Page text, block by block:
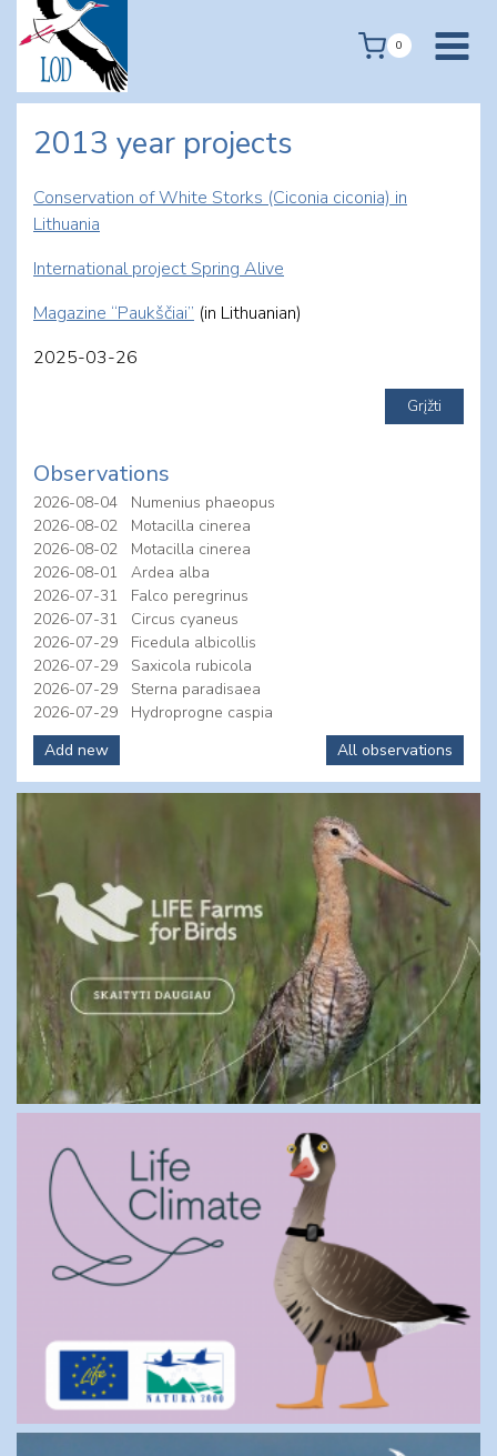
content
0
2013 year projects
Conservation of White Storks (Ciconia ciconia) in
Lithuania
International project Spring Alive
Magazine “Paukščiai” (in Lithuanian)
2025-03-26
Observations
2026-08-04
Numenius phaeopus
2026-08-02
Motacilla cinerea
2026-08-02
Motacilla cinerea
2026-08-01
Ardea alba
2026-07-31
Falco peregrinus
2026-07-31
Circus cyaneus
2026-07-29
Ficedula albicollis
2026-07-29
Saxicola rubicola
2026-07-29
Sterna paradisaea
2026-07-29
Hydroprogne caspia
Add new
All observations